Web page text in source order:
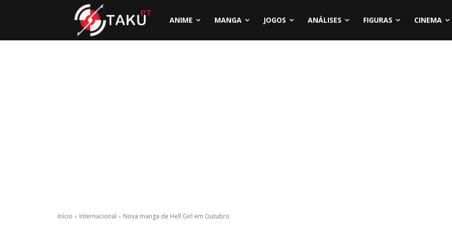
ANIME MANGA JOGOS ANÁLISES FIGURAS CINEMA
Início Internacional Nova manga de Hell Girl em Outubro